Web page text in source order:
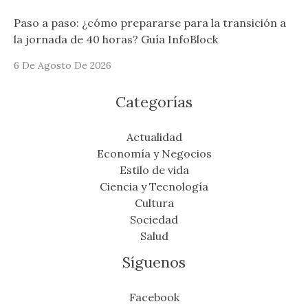
Paso a paso: ¿cómo prepararse para la transición a
la jornada de 40 horas? Guía InfoBlock
6 De Agosto De 2026
Categorías
Actualidad
Economía y Negocios
Estilo de vida
Ciencia y Tecnología
Cultura
Sociedad
Salud
Síguenos
Facebook